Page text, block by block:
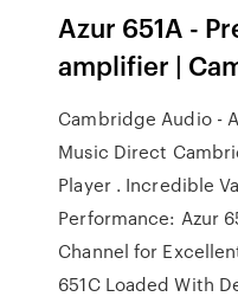
Azur 651A -
amplifier |
Cambridge Audio -
Music Direct
Player . Incredible
Performance: Azur
Channel for
651C Loaded With